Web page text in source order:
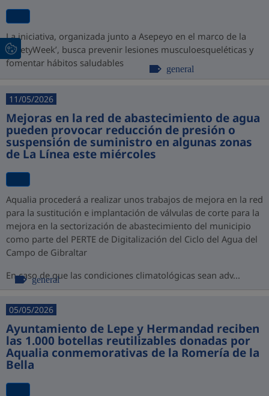
La iniciativa, organizada junto a Asepeyo en el marco de la
‘SafetyWeek’, busca prevenir lesiones musculoesqueléticas y
fomentar hábitos saludables
general
11/05/2026
Mejoras en la red de abastecimiento de agua
pueden provocar reducción de presión o
suspensión de suministro en algunas zonas
de La Línea este miércoles
Aqualia procederá a realizar unos trabajos de mejora en la red
para la sustitución e implantación de válvulas de corte para la
mejora en la sectorización de abastecimiento del municipio
como parte del PERTE de Digitalización del Ciclo del Agua del
Campo de Gibraltar
En caso de que las condiciones climatológicas sean adv...
general
05/05/2026
Ayuntamiento de Lepe y Hermandad reciben
las 1.000 botellas reutilizables donadas por
Aqualia conmemorativas de la Romería de la
Bella